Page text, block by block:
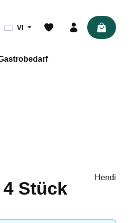
VI
Stück
Hendi